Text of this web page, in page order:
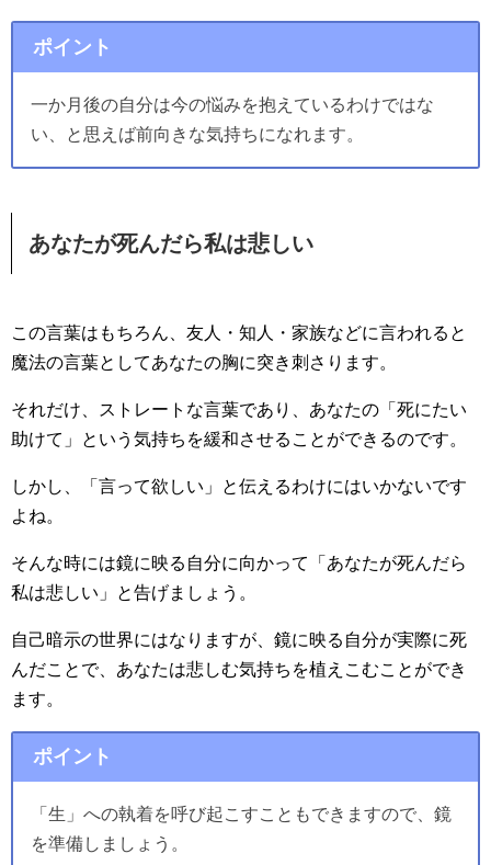
ポイント
一か月後の自分は今の悩みを抱えているわけではな
い、と思えば前向きな気持ちになれます。
あなたが死んだら私は悲しい
この言葉はもちろん、友人・知人・家族などに言われると
魔法の言葉としてあなたの胸に突き刺さります。
それだけ、ストレートな言葉であり、あなたの「死にたい
助けて」という気持ちを緩和させることができるのです。
しかし、「言って欲しい」と伝えるわけにはいかないです
よね。
そんな時には鏡に映る自分に向かって「あなたが死んだら
私は悲しい」と告げましょう。
自己暗示の世界にはなりますが、鏡に映る自分が実際に死
んだことで、あなたは悲しむ気持ちを植えこむことができ
ます。
ポイント
「生」への執着を呼び起こすこともできますので、鏡
を準備しましょう。